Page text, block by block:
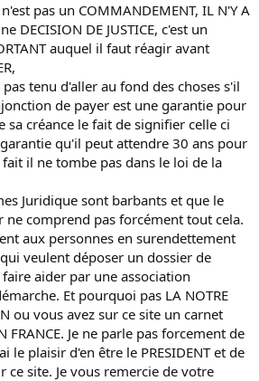
n'est pas un COMMANDEMENT, IL N'Y A
DECISION DE JUSTICE, c'est un
auquel il faut réagir avant
tenu d'aller au fond des choses s'il
de payer est une garantie pour
sa créance le fait de signifier celle ci
qu'il peut attendre 30 ans pour
il ne tombe pas dans le loi de la
Juridique sont barbants et que le
comprend pas forcément tout cela.
aux personnes en surendettement
veulent déposer un dossier de
aider par une association
Et pourquoi pas LA NOTRE
ou vous avez sur ce site un carnet
FRANCE. Je ne parle pas forcement de
le plaisir d'en être le PRESIDENT et de
ce site. Je vous remercie de votre